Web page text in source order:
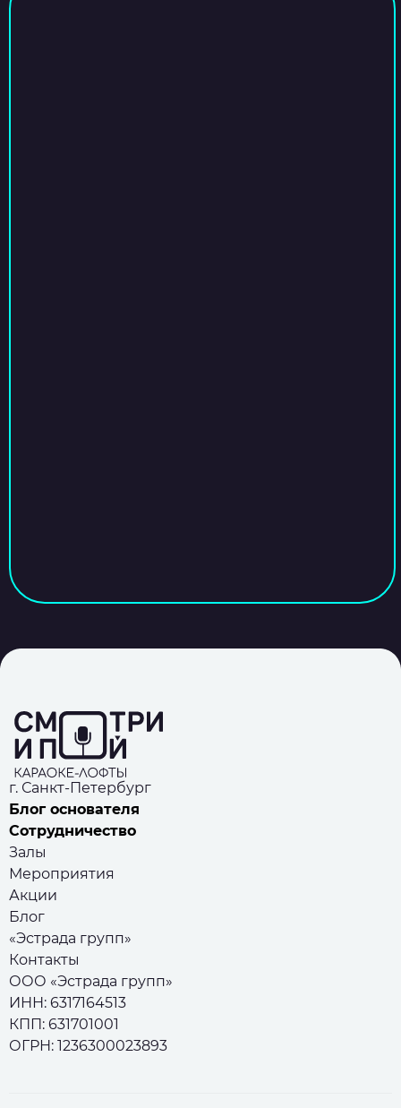
г. Санкт-Петербург
Блог основателя
Сотрудничество
Залы
Мероприятия
Акции
Блог
«Эстрада групп»
Контакты
ООО «Эстрада групп»
ИНН: 6317164513
КПП: 631701001
ОГРН: 1236300023893